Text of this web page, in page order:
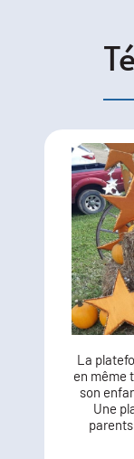
La
en même
son
Une